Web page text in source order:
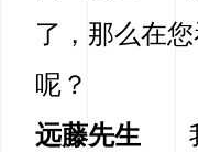
了，那么在
呢？
远藤先生